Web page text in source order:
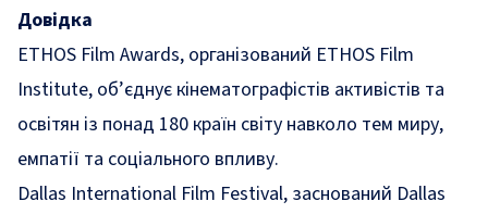
Довідка
ETHOS Film Awards, організований ETHOS Film
Institute, об’єднує кінематографістів активістів та
освітян із понад 180 країн світу навколо тем миру,
емпатії та соціального впливу.
Dallas International Film Festival, заснований Dallas